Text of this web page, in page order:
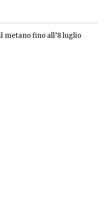
metano fino all’8 luglio